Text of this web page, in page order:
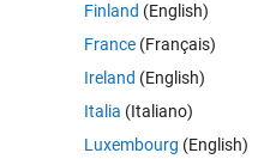
なのですが、funは
Finland (English)
France (Français)
Ireland (English)
Italia (Italiano)
Luxembourg (English)